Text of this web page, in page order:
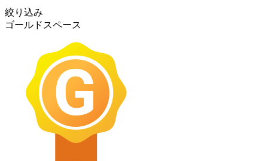
絞り込み
ゴールドスペース